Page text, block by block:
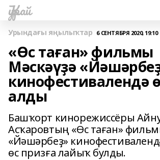
Ҡурай
Урындағы яңылыҡтар 6 СЕНТЯБРЯ 2020, 19:10
«Өс таған» фильмы
Мәскәүҙә
кинофестивалендә
алды
Башҡорт кинорежиссёры
Асҡаровтың «Өс таған»
«Йәшәрбеҙ»
өс призға лайыҡ булды.